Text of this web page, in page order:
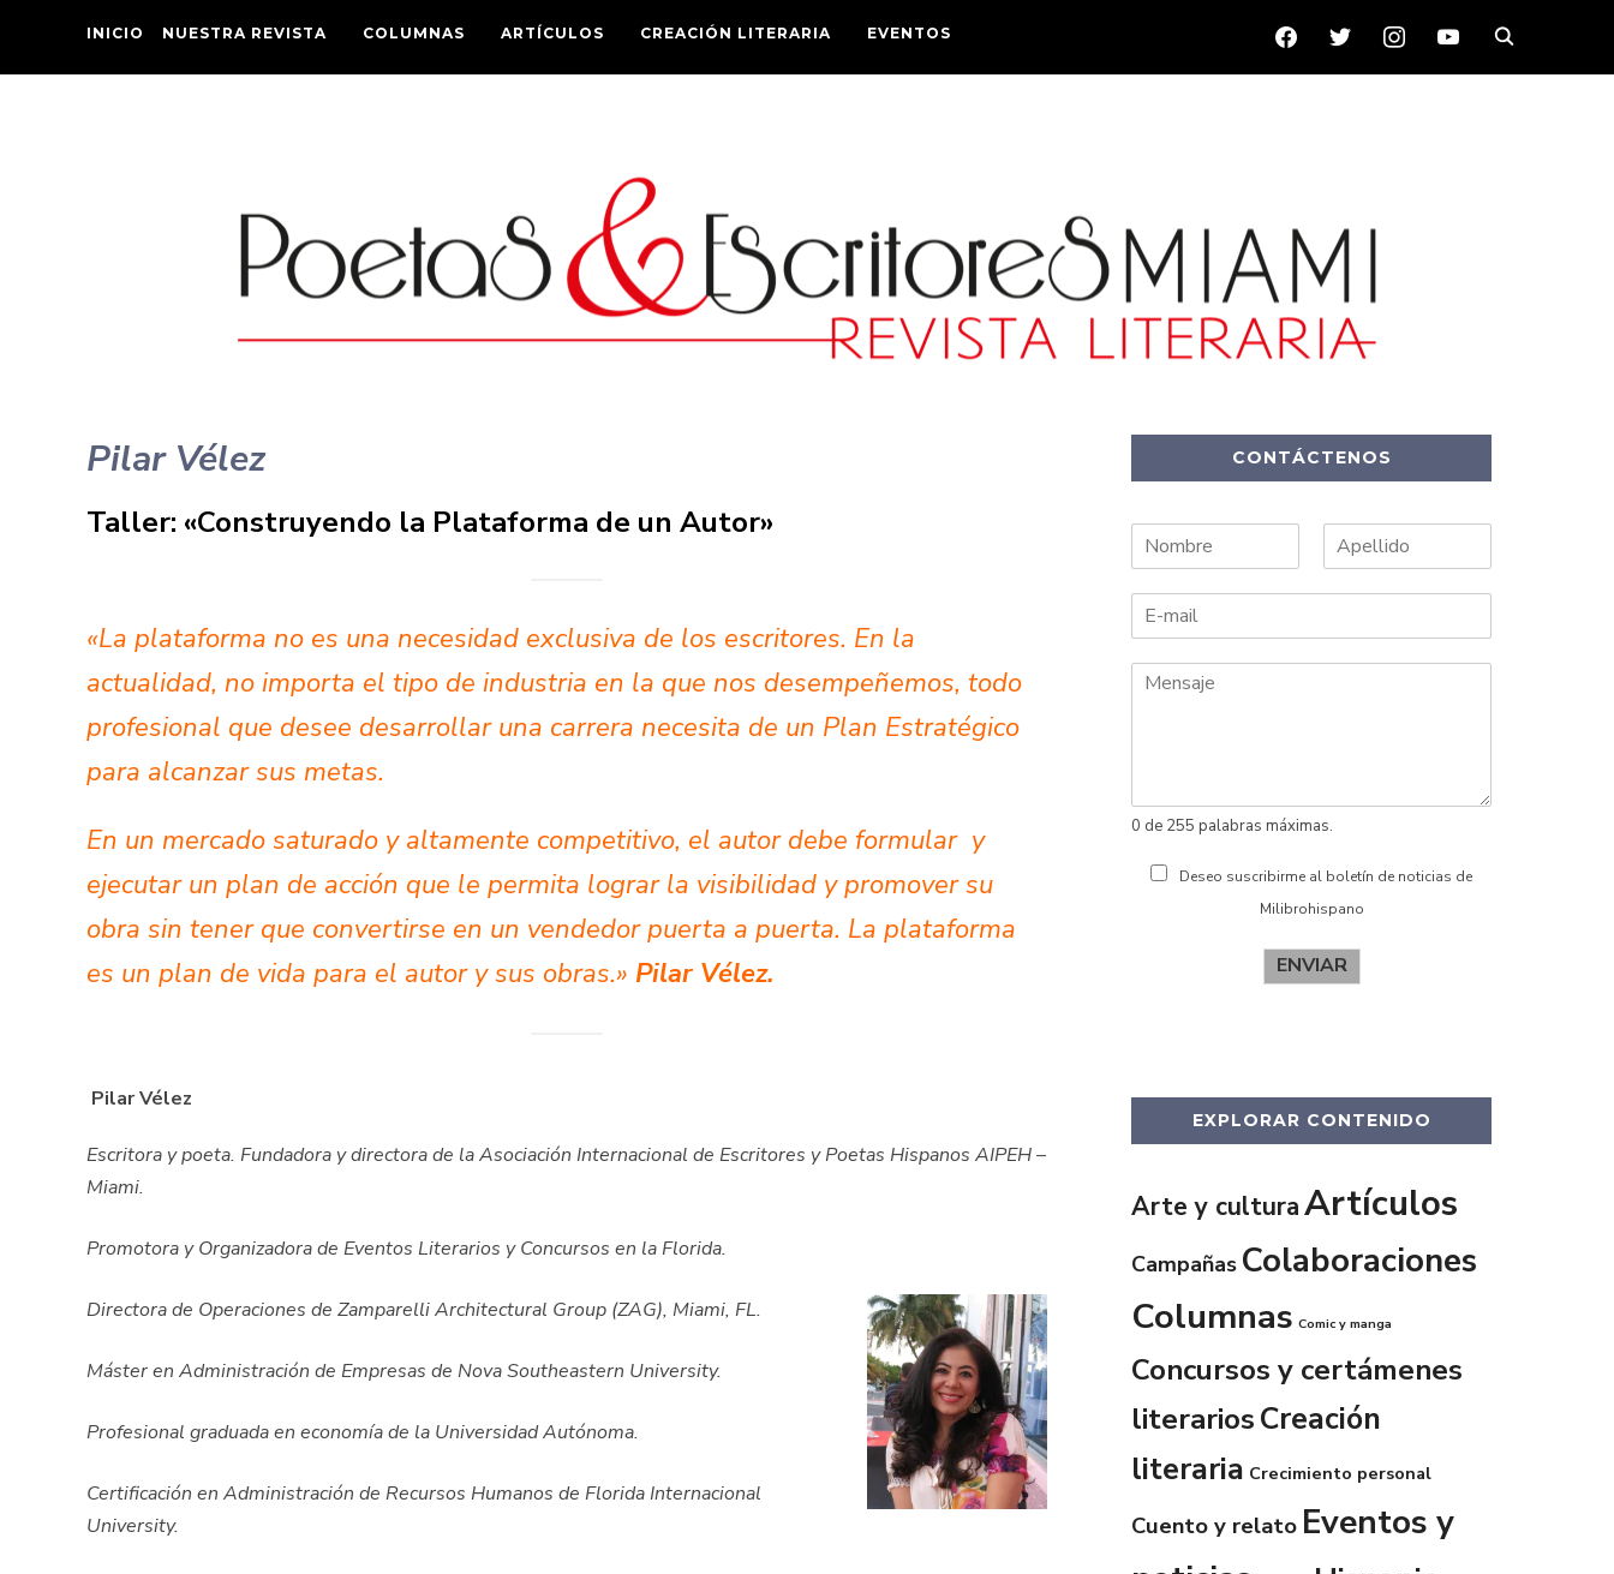
INICIO NUESTRA REVISTA COLUMNAS ARTÍCULOS CREACIÓN LITERARIA EVENTOS FACEBOOKTWITTERINSTAGRAMYOUTUBE
Pilar Vélez
Taller: «Construyendo la Plataforma de un Autor»
«La plataforma no es una necesidad exclusiva de los escritores. En la
actualidad, no importa el tipo de industria en la que nos desempeñemos, todo
profesional que desee desarrollar una carrera necesita de un Plan Estratégico
para alcanzar sus metas.
En un mercado saturado y altamente competitivo, el autor debe formular y
ejecutar un plan de acción que le permita lograr la visibilidad y promover su
obra sin tener que convertirse en un vendedor puerta a puerta. La plataforma
es un plan de vida para el autor y sus obras.» Pilar Vélez.
Pilar Vélez
Escritora y poeta. Fundadora y directora de la Asociación Internacional de Escritores y Poetas Hispanos AIPEH –
Miami.
Promotora y Organizadora de Eventos Literarios y Concursos en la Florida.
Directora de Operaciones de Zamparelli Architectural Group (ZAG), Miami, FL.
Máster en Administración de Empresas de Nova Southeastern University.
Profesional graduada en economía de la Universidad Autónoma.
Certificación en Administración de Recursos Humanos de Florida Internacional
University.
CONTÁCTENOS
o
b
p
l
0 de 255 palabras máximas.
Deseo suscribirme al boletín de noticias de
Milibrohispano
ENVIAR
EXPLORAR CONTENIDO
Arte y culturaArtículos
Campañas Colaboraciones
Columnas Comic y manga
Concursos y certámenes
literariosCreación
literaria Crecimiento personal
Cuento y relato Eventos y